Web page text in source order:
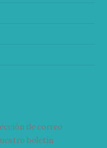
de correo
boletín